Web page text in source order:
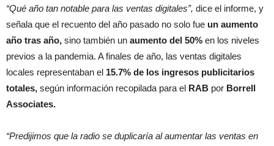
“Qué año tan notable para las ventas digitales”, dice el informe, y
señala que el recuento del año pasado no solo fue un aumento
año tras año, sino también un aumento del 50% en los niveles
previos a la pandemia. A finales de año, las ventas digitales
locales representaban el 15.7% de los ingresos publicitarios
totales, según información recopilada para el RAB por Borrell
Associates.
“Predijimos que la radio se duplicaría al aumentar las ventas en